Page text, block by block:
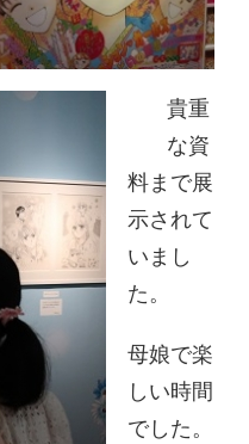
貴重
な資
料まで展
示されて
いまし
た。
母娘で楽
しい時間
でした。